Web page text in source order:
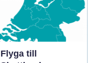
Flyga till